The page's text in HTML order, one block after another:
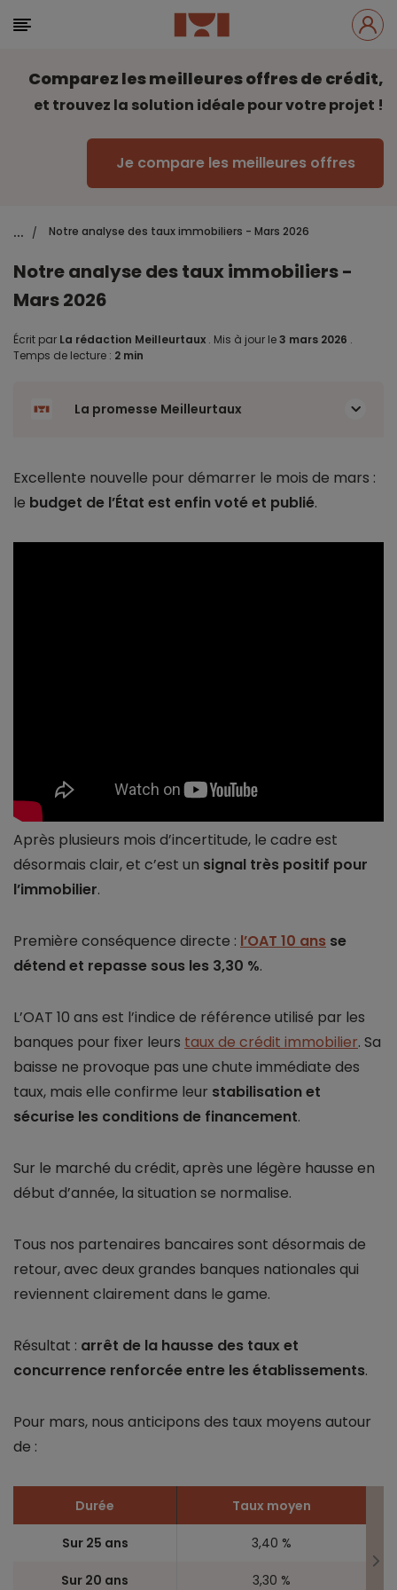
Comparez les meilleures offres de crédit,
et trouvez la solution idéale pour votre projet !
Je compare les meilleures offres
... / Notre analyse des taux immobiliers - Mars 2026
Notre analyse des taux immobiliers -
Mars 2026
Écrit par La rédaction Meilleurtaux . Mis à jour le3 mars 2026 .
Temps de lecture : 2 min
La promesse Meilleurtaux
Excellente nouvelle pour démarrer le mois de mars :
le budget de l’État est enfin voté et publié.
Après plusieurs mois d’incertitude, le cadre est
désormais clair, et c’est un signal très positif pour
l’immobilier.
Première conséquence directe : l’OAT 10 ans se
détend et repasse sous les 3,30 %.
L’OAT 10 ans est l’indice de référence utilisé par les
banques pour fixer leurs taux de crédit immobilier. Sa
baisse ne provoque pas une chute immédiate des
taux, mais elle confirme leur stabilisation et
sécurise les conditions de financement.
Sur le marché du crédit, après une légère hausse en
début d’année, la situation se normalise.
Tous nos partenaires bancaires sont désormais de
retour, avec deux grandes banques nationales qui
reviennent clairement dans le game.
Résultat : arrêt de la hausse des taux et
concurrence renforcée entre les établissements.
Pour mars, nous anticipons des taux moyens autour
de :
Durée Taux moyen
Sur 25 ans 3,40 %
Sur 20 ans 3,30 %